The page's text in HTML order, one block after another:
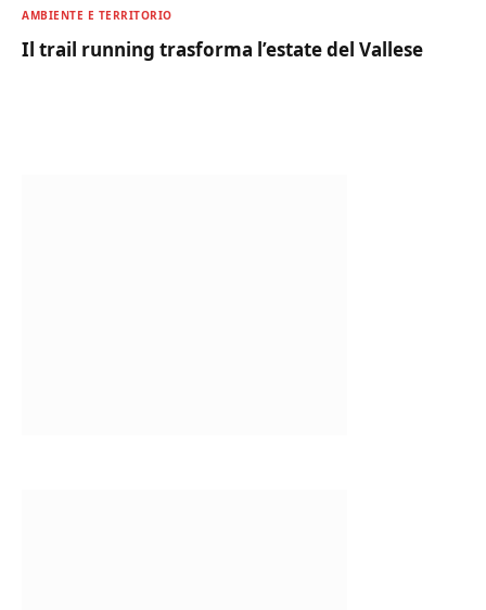
AMBIENTE E TERRITORIO
Il trail running trasforma l’estate del Vallese